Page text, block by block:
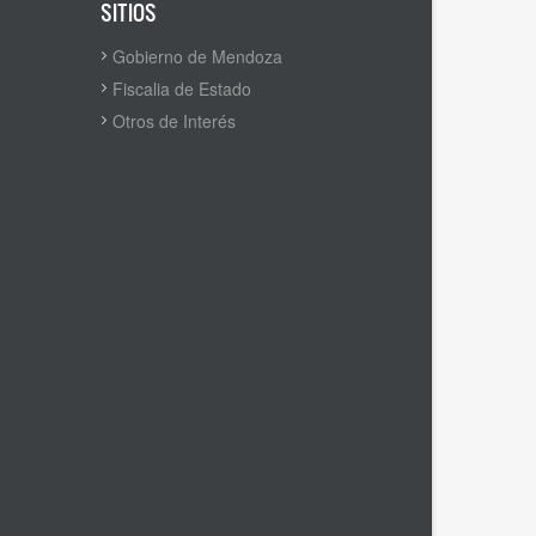
SITIOS
Gobierno de Mendoza
Fiscalia de Estado
Otros de Interés